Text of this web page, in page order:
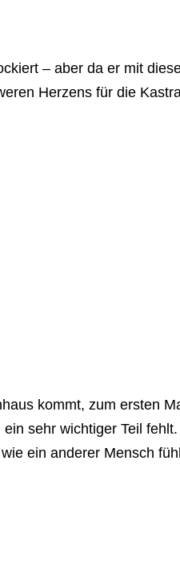
– aber da er mit
Herzens für die
kommt, zum ersten
sehr wichtiger Teil
ein anderer Mensch